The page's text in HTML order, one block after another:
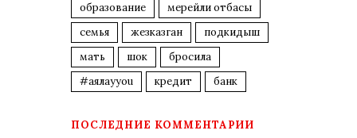
образование
мерейли отбасы
семья
жезказган
подкидыш
мать
шок
бросила
#аялауyou
кредит банк
ПОСЛЕДНИЕ КОММЕНТАРИИ